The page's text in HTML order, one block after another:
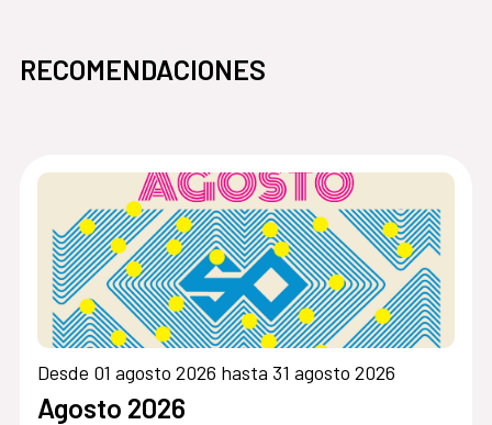
RECOMENDACIONES
Desde 01 agosto 2026 hasta 31 agosto 2026
Agosto 2026